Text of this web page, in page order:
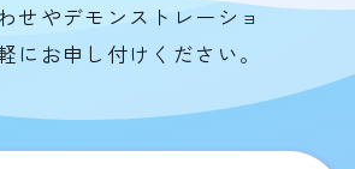
せやデモンストレーショ
にお申し付けください。